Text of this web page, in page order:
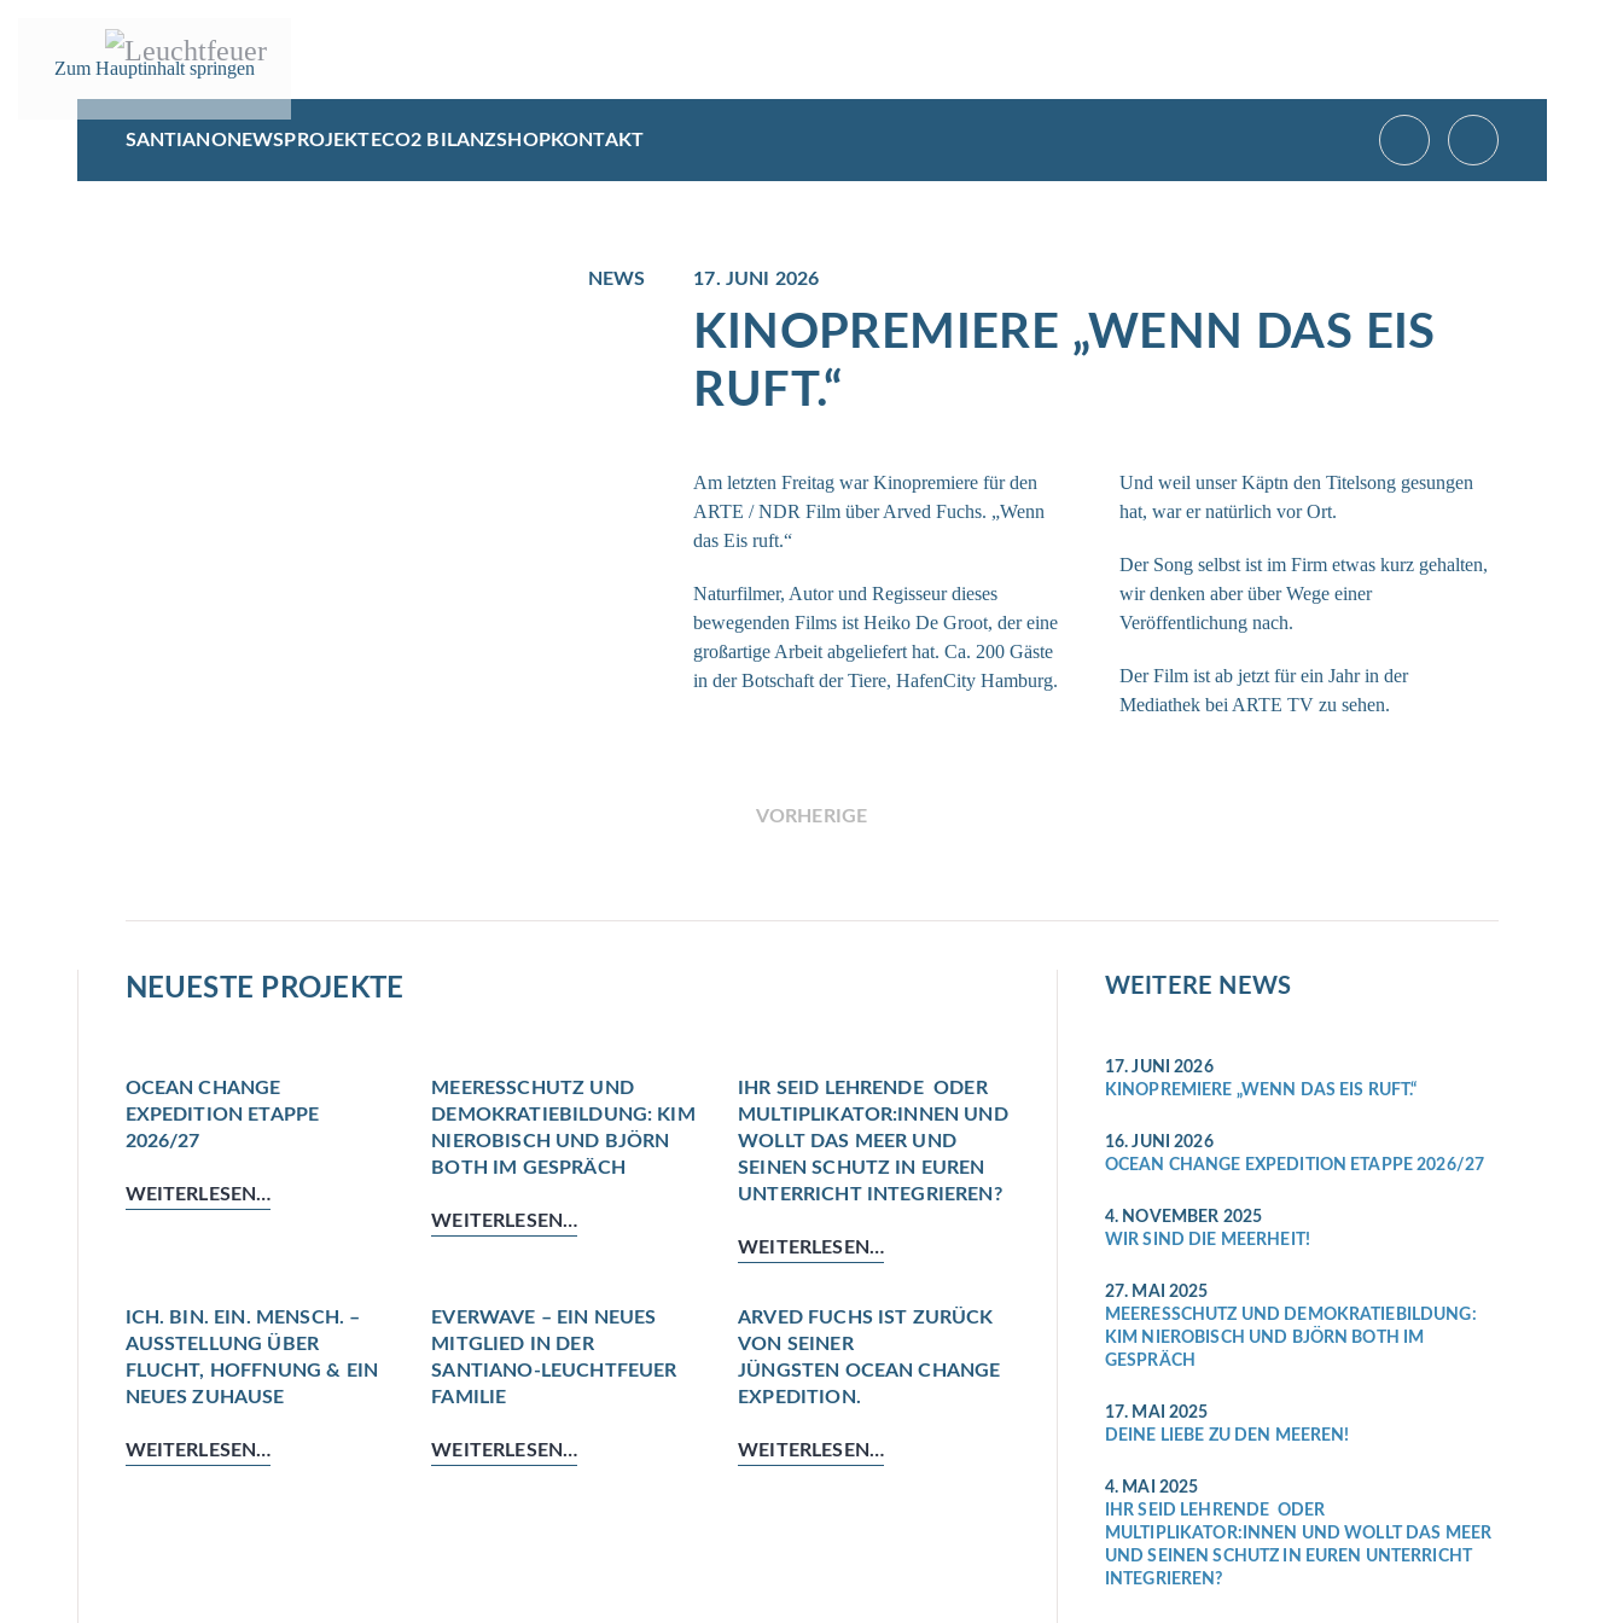
Zum Hauptinhalt springen
SANTIANONEWSPROJEKTECO2 BILANZSHOPKONTAKT
NEWS 17. JUNI 2026
KINOPREMIERE „WENN DAS EIS
RUFT.“
Am letzten Freitag war Kinopremiere für den
ARTE / NDR Film über Arved Fuchs. „Wenn
das Eis ruft.“
Naturfilmer, Autor und Regisseur dieses
bewegenden Films ist Heiko De Groot, der eine
großartige Arbeit abgeliefert hat. Ca. 200 Gäste
in der Botschaft der Tiere, HafenCity Hamburg.
Und weil unser Käptn den Titelsong gesungen
hat, war er natürlich vor Ort.
Der Song selbst ist im Firm etwas kurz gehalten,
wir denken aber über Wege einer
Veröffentlichung nach.
Der Film ist ab jetzt für ein Jahr in der
Mediathek bei ARTE TV zu sehen.
VORHERIGE
NEUESTE PROJEKTE
OCEAN CHANGE
EXPEDITION ETAPPE
2026/27
WEITERLESEN…
MEERESSCHUTZ UND
DEMOKRATIEBILDUNG: KIM
NIEROBISCH UND BJÖRN
BOTH IM GESPRÄCH
WEITERLESEN…
IHR SEID LEHRENDE ODER
MULTIPLIKATOR:INNEN UND
WOLLT DAS MEER UND
SEINEN SCHUTZ IN EUREN
UNTERRICHT INTEGRIEREN?
WEITERLESEN…
ICH. BIN. EIN. MENSCH. –
AUSSTELLUNG ÜBER
FLUCHT, HOFFNUNG & EIN
NEUES ZUHAUSE
WEITERLESEN…
EVERWAVE – EIN NEUES
MITGLIED IN DER
SANTIANO-LEUCHTFEUER
FAMILIE
WEITERLESEN…
ARVED FUCHS IST ZURÜCK
VON SEINER
JÜNGSTEN OCEAN CHANGE
EXPEDITION.
WEITERLESEN…
WEITERE NEWS
17. JUNI 2026
KINOPREMIERE „WENN DAS EIS RUFT.“
16. JUNI 2026
OCEAN CHANGE EXPEDITION ETAPPE 2026/27
4. NOVEMBER 2025
WIR SIND DIE MEERHEIT!
27. MAI 2025
MEERESSCHUTZ UND DEMOKRATIEBILDUNG:
KIM NIEROBISCH UND BJÖRN BOTH IM
GESPRÄCH
17. MAI 2025
DEINE LIEBE ZU DEN MEEREN!
4. MAI 2025
IHR SEID LEHRENDE ODER
MULTIPLIKATOR:INNEN UND WOLLT DAS MEER
UND SEINEN SCHUTZ IN EUREN UNTERRICHT
INTEGRIEREN?